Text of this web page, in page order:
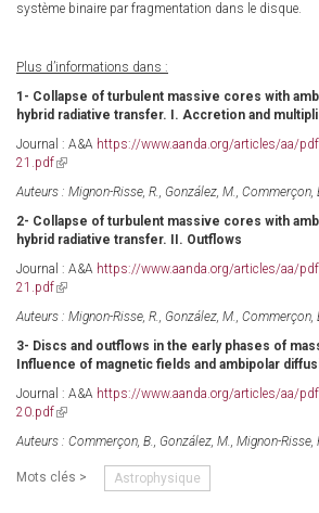
système binaire par fragmentation dans le disque.
Plus d’informations dans :
1- Collapse of turbulent massive cores with
hybrid radiative transfer. I. Accretion and
Journal : A&A https://www.aanda.org/articles/aa/
21.pdf(link
external)
Auteurs : Mignon-Risse, R., González, M., Commerçon,
2- Collapse of turbulent massive cores with
hybrid radiative transfer. II. Outflows
Journal : A&A https://www.aanda.org/articles/aa/
21.pdf(link
external)
Auteurs : Mignon-Risse, R., González, M., Commerçon,
3- Discs and outflows in the early phases of
Influence of magnetic fields and ambipolar
Journal : A&A https://www.aanda.org/articles/aa/
20.pdf(link
external)
Auteurs : Commerçon, B., González, M., Mignon-Risse,
Mots clés > Astrophysique